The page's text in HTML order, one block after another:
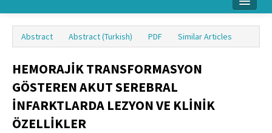
About Journal
Board
Instructions
Archive
Abstract Abstract (Turkish) PDF Similar Articles
HEMORAJİK TRANSFORMASYON
GÖSTEREN AKUT SEREBRAL
İNFARKTLARDA LEZYON VE KLİNİK
ÖZELLİKLER